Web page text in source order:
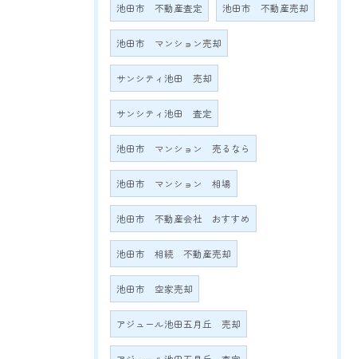
池田市 不動産査定 池田市 不動産売却
池田市 マンション売却
サンシティ池田 売却
サンシティ池田 査定
池田市 マンション 売るなら
池田市 マンション 相場
池田市 不動産会社 おすすめ
池田市 相続 不動産売却
池田市 空家売却
アジュール池田五月丘 売却